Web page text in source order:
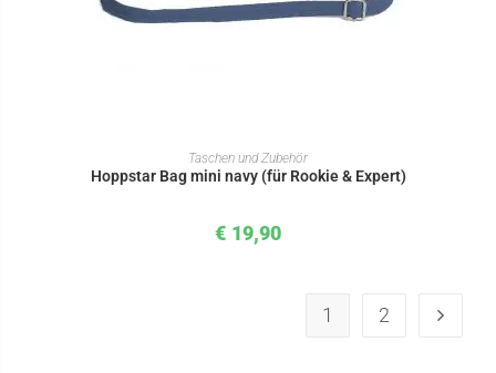
IN DEN WARENKORB
Taschen und Zubehör
Hoppstar Bag mini navy (für Rookie & Expert)
€ 19,90
1 2